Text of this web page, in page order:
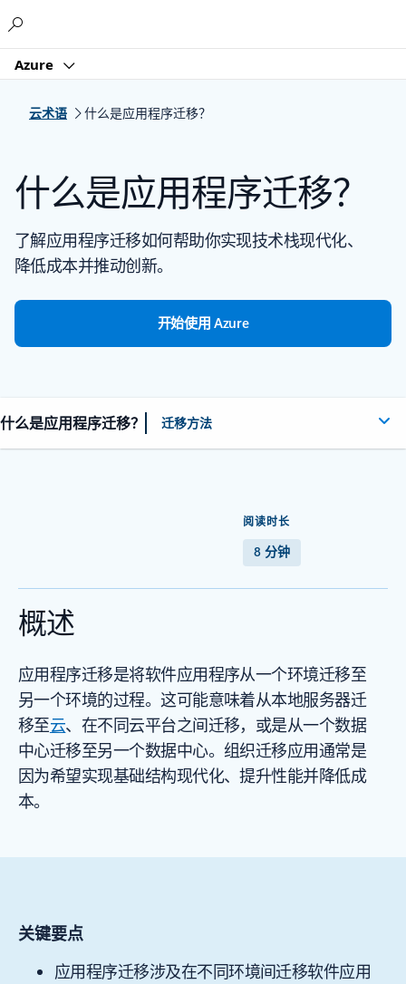
Azure
云术语 什么是应用程序迁移？
什么是应用程序迁移？
了解应用程序迁移如何帮助你实现技术栈现代化、
降低成本并推动创新。
开始使用 Azure
什么是应用程序迁移？ 迁移方法
阅读时长
8 分钟
概述
应用程序迁移是将软件应用程序从一个环境迁移至
另一个环境的过程。这可能意味着从本地服务器迁
移至云、在不同云平台之间迁移，或是从一个数据
中心迁移至另一个数据中心。组织迁移应用通常是
因为希望实现基础结构现代化、提升性能并降低成
本。
关键要点
应用程序迁移涉及在不同环境间迁移软件应用